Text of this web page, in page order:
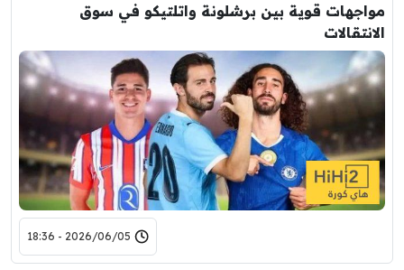
مواجهات قوية بين برشلونة واتلتيكو في سوق
الانتقالات
2026/06/05 - 18:36